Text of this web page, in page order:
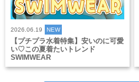
2026.06.19 NEW
【プチプラ水着特集】安いのに可愛
い♡この夏着たいトレンド
SWIMWEAR